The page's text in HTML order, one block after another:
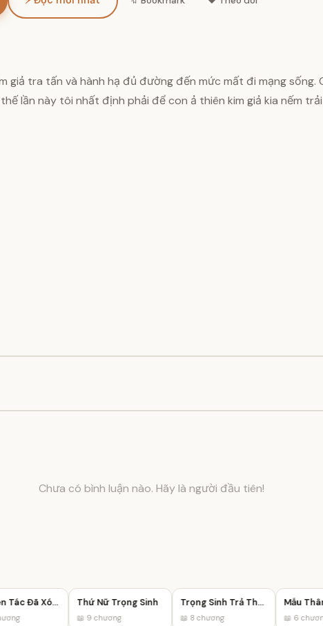
giả tra tấn và hành hạ đủ đường đến mức mất đi mạng
lần này tôi nhất định phải để con ả thiên kim giả kia nếm
Chưa có bình luận nào. Hãy là người đầu tiên!
Nguyên Tác Đã Xóa Tên Tôi Thứ Nữ Trọng Sinh
📖 9 chương
Trọng Sinh Trả Thù: Mưu Đồ Của Mẹ Con Kẻ Phản Bội
📖 8 chương 📖 6 chương